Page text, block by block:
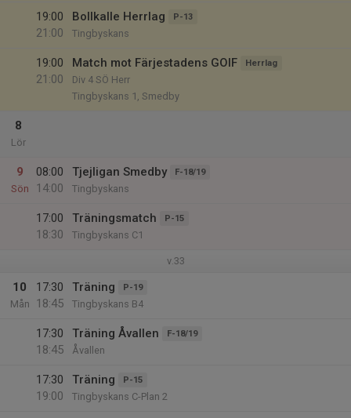
19:00
21:00
Bollkalle Herrlag P-13
Tingbyskans
19:00
21:00
Match mot Färjestadens GOIF Herrlag
Div 4 SÖ Herr
Tingbyskans 1, Smedby
8
Lör
9
Sön
08:00
14:00
Tjejligan Smedby F-18/19
Tingbyskans
17:00
18:30
Träningsmatch P-15
Tingbyskans C1
v.33
10
Mån
17:30
18:45
Träning P-19
Tingbyskans B4
17:30
18:45
Träning Åvallen F-18/19
Åvallen
17:30
19:00
Träning P-15
Tingbyskans C-Plan 2